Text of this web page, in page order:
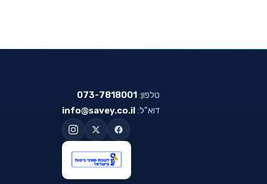
טלפון: 073-7818001
דוא"ל: info@savey.co.il